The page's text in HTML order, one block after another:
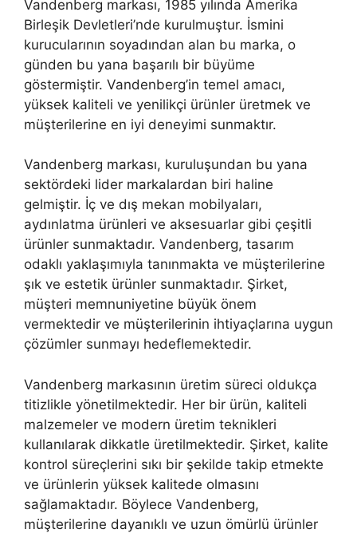
Vandenberg markası, 1985 yılında Amerika
Birleşik Devletleri’nde kurulmuştur. İsmini
kurucularının soyadından alan bu marka, o
günden bu yana başarılı bir büyüme
göstermiştir. Vandenberg’in temel amacı,
yüksek kaliteli ve yenilikçi ürünler üretmek ve
müşterilerine en iyi deneyimi sunmaktır.
Vandenberg markası, kuruluşundan bu yana
sektördeki lider markalardan biri haline
gelmiştir. İç ve dış mekan mobilyaları,
aydınlatma ürünleri ve aksesuarlar gibi çeşitli
ürünler sunmaktadır. Vandenberg, tasarım
odaklı yaklaşımıyla tanınmakta ve müşterilerine
şık ve estetik ürünler sunmaktadır. Şirket,
müşteri memnuniyetine büyük önem
vermektedir ve müşterilerinin ihtiyaçlarına uygun
çözümler sunmayı hedeflemektedir.
Vandenberg markasının üretim süreci oldukça
titizlikle yönetilmektedir. Her bir ürün, kaliteli
malzemeler ve modern üretim teknikleri
kullanılarak dikkatle üretilmektedir. Şirket, kalite
kontrol süreçlerini sıkı bir şekilde takip etmekte
ve ürünlerin yüksek kalitede olmasını
sağlamaktadır. Böylece Vandenberg,
müşterilerine dayanıklı ve uzun ömürlü ürünler